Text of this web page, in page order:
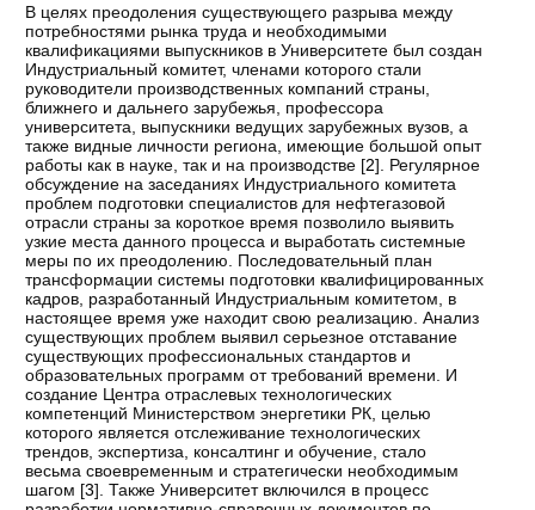
В целях преодоления существующего разрыва между
потребностями рынка труда и необходимыми
квалификациями выпускников в Университете был создан
Индустриальный комитет, членами которого стали
руководители производственных компаний страны,
ближнего и дальнего зарубежья, профессора
университета, выпускники ведущих зарубежных вузов, а
также видные личности региона, имеющие большой опыт
работы как в науке, так и на производстве [2]. Регулярное
обсуждение на заседаниях Индустриального комитета
проблем подготовки специалистов для нефтегазовой
отрасли страны за короткое время позволило выявить
узкие места данного процесса и выработать системные
меры по их преодолению. Последовательный план
трансформации системы подготовки квалифицированных
кадров, разработанный Индустриальным комитетом, в
настоящее время уже находит свою реализацию. Анализ
существующих проблем выявил серьезное отставание
существующих профессиональных стандартов и
образовательных программ от требований времени. И
создание Центра отраслевых технологических
компетенций Министерством энергетики РК, целью
которого является отслеживание технологических
трендов, экспертиза, консалтинг и обучение, стало
весьма своевременным и стратегически необходимым
шагом [3]. Также Университет включился в процесс